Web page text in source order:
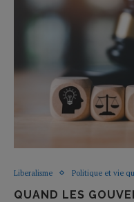
Liberalisme Politique et vie
QUAND LES